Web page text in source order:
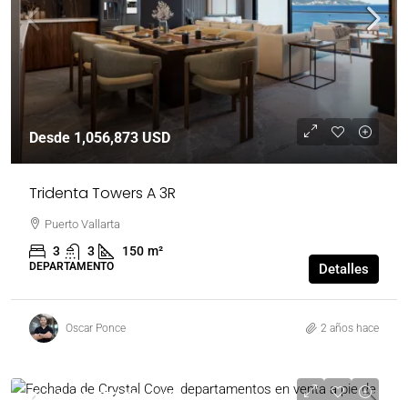
Desde 1,056,873 USD
Tridenta Towers A 3R
Puerto Vallarta
3 3 150 m²
DEPARTAMENTO Detalles
Oscar Ponce 2 años hace